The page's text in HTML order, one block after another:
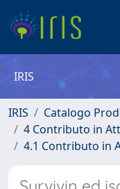
IRIS
IRIS
Catalogo
4 Contributo in
4.1 Contributo in